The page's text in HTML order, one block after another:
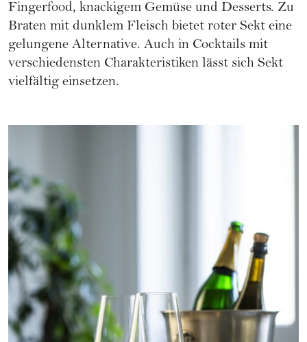
Fingerfood, knackigem Gemüse und Desserts. Zu
Braten mit dunklem Fleisch bietet roter Sekt eine
gelungene Alternative. Auch in Cocktails mit
verschiedensten Charakteristiken lässt sich Sekt
vielfältig einsetzen.